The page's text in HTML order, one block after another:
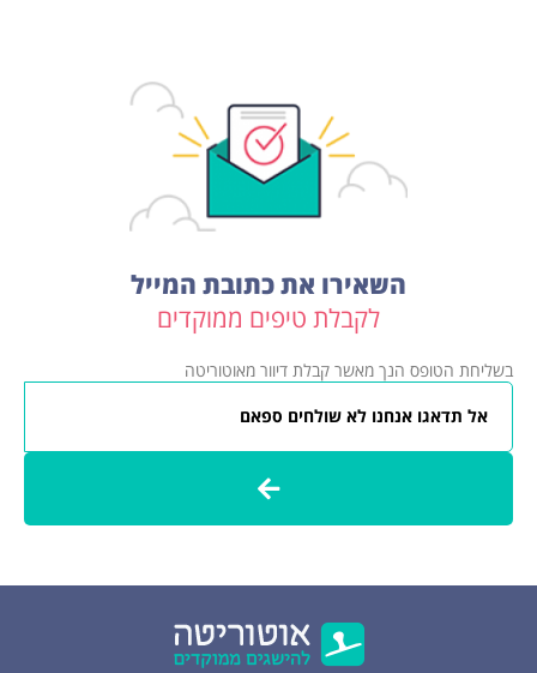
השאירו את כתובת המייל
לקבלת טיפים ממוקדים
בשליחת הטופס הנך מאשר קבלת דיוור מאוטוריטה